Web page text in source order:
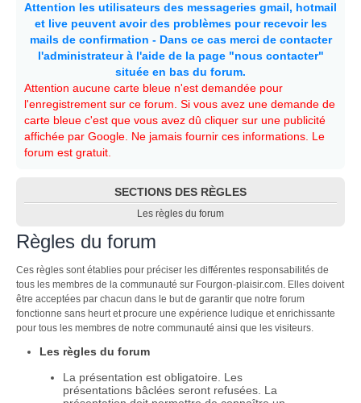
Attention les utilisateurs des messageries gmail, hotmail
et live peuvent avoir des problèmes pour recevoir les
mails de confirmation - Dans ce cas merci de contacter
l'administrateur à l'aide de la page "nous contacter"
située en bas du forum.
Attention aucune carte bleue n'est demandée pour
l'enregistrement sur ce forum. Si vous avez une demande de
carte bleue c'est que vous avez dû cliquer sur une publicité
affichée par Google. Ne jamais fournir ces informations. Le
forum est gratuit.
SECTIONS DES RÈGLES
Les règles du forum
Règles du forum
Ces règles sont établies pour préciser les différentes responsabilités de
tous les membres de la communauté sur Fourgon-plaisir.com. Elles doivent
être acceptées par chacun dans le but de garantir que notre forum
fonctionne sans heurt et procure une expérience ludique et enrichissante
pour tous les membres de notre communauté ainsi que les visiteurs.
Les règles du forum
La présentation est obligatoire. Les
présentations bâclées seront refusées. La